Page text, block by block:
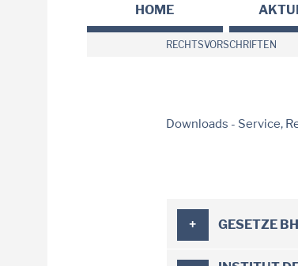
HOME
RECHTSVORSCHRIFTEN
Downloads - Service,
GESETZE